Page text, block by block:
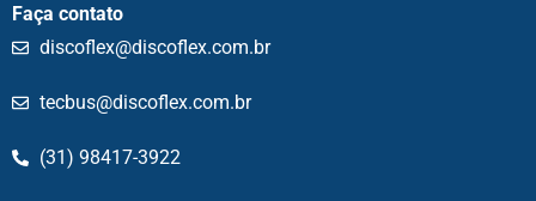
Faça contato
discoflex@discoflex.com.br
tecbus@discoflex.com.br
(31) 98417-3922